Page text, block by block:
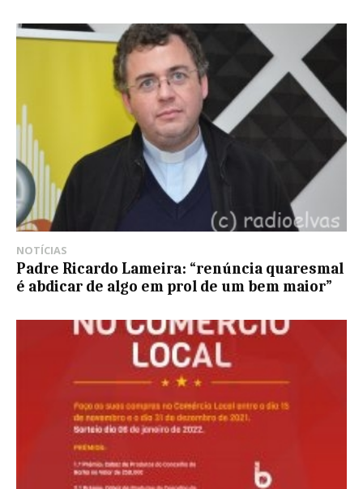
NOTÍCIAS
Padre Ricardo Lameira: “renúncia quaresmal
é abdicar de algo em prol de um bem maior”